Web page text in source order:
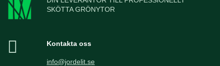
SKÖTTA GRÖNYTOR
Kontakta oss
info@jordelit.se